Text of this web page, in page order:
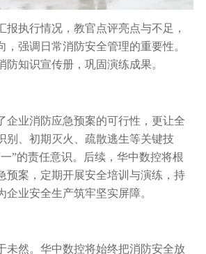
报执行情况，教官点评亮点与不足，
，强调日常消防安全管理的重要性。
防知识宣传册，巩固演练成果。
企业消防应急预案的可行性，更让全
别、初期灭火、疏散逃生等关键技
”的责任意识。后续，华中数控将根
预案，定期开展安全培训与演练，持
企业安全生产筑牢坚实屏障。
未然。华中数控将始终把消防安全放